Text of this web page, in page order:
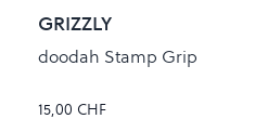
GRIZZLY
doodah Stamp Grip
15,00 CHF